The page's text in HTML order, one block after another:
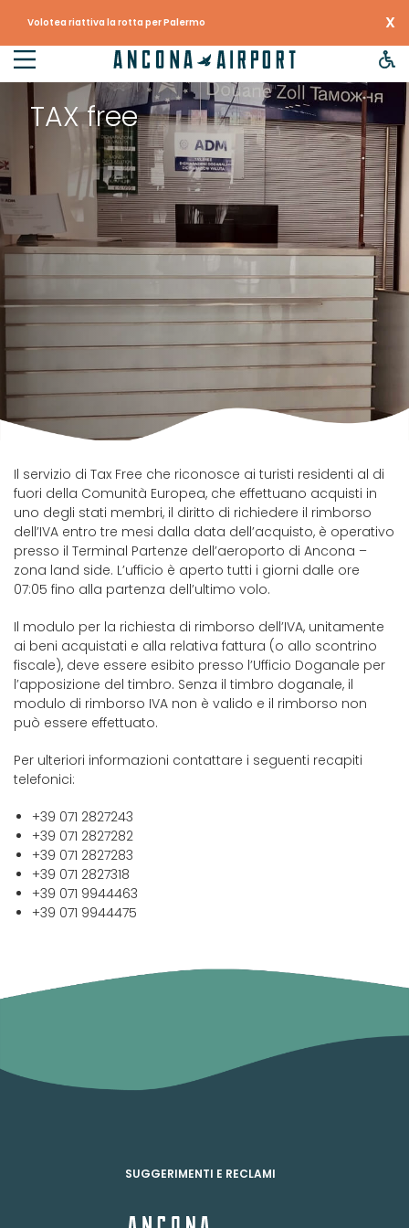
Volotea riattiva la rotta per Palermo X
TAX free
Il servizio di Tax Free che riconosce ai turisti residenti al di
fuori della Comunità Europea, che effettuano acquisti in
uno degli stati membri, il diritto di richiedere il rimborso
dell’IVA entro tre mesi dalla data dell’acquisto, è operativo
presso il Terminal Partenze dell’aeroporto di Ancona –
zona land side. L’ufficio è aperto tutti i giorni dalle ore
07:05 fino alla partenza dell’ultimo volo.
Il modulo per la richiesta di rimborso dell’IVA, unitamente
ai beni acquistati e alla relativa fattura (o allo scontrino
fiscale), deve essere esibito presso l’Ufficio Doganale per
l’apposizione del timbro. Senza il timbro doganale, il
modulo di rimborso IVA non è valido e il rimborso non
può essere effettuato.
Per ulteriori informazioni contattare i seguenti recapiti
telefonici:
+39 071 2827243
+39 071 2827282
+39 071 2827283
+39 071 2827318
+39 071 9944463
+39 071 9944475
SUGGERIMENTI E RECLAMI